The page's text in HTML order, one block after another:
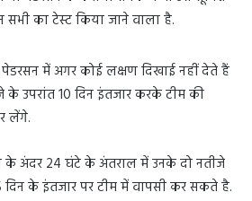
का टेस्ट किया जाने वाला है.
में अगर कोई लक्षण दिखाई नहीं देते हैं
के उपरांत 10 दिन इंतजार करके टीम की
लेंगे.
के अंदर 24 घंटे के अंतराल में उनके दो नतीजे
के इंतजार पर टीम में वापसी कर सकते है.